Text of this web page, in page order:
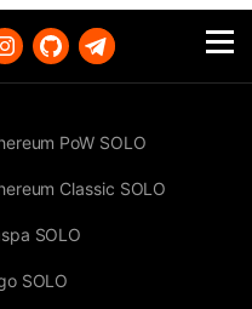
PoW SOLO
Classic SOLO
SOLO
SOLO